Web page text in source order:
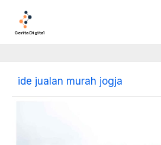
kontenCerita Digital
ide jualan murah jogja